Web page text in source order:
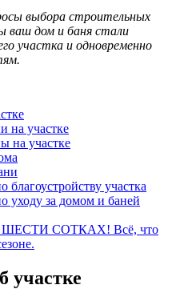
выбора строительных
ваш дом и баня стали
участка и одновременно
на участке
на участке
благоустройству участка
уходу за домом и баней
СОТКАХ! Всё, что
участке